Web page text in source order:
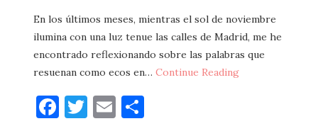
En los últimos meses, mientras el sol de noviembre
ilumina con una luz tenue las calles de Madrid, me he
encontrado reflexionando sobre las palabras que
resuenan como ecos en… Continue Reading
Facebook
Twitter
Email